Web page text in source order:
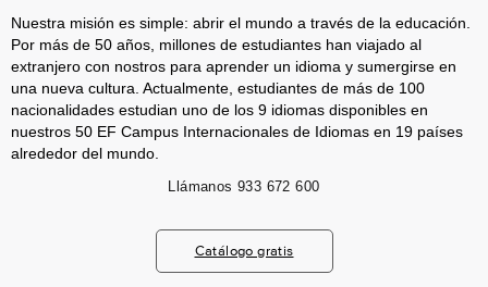
Nuestra misión es simple: abrir el mundo a través de la educación.
Por más de 50 años, millones de estudiantes han viajado al
extranjero con nostros para aprender un idioma y sumergirse en
una nueva cultura. Actualmente, estudiantes de más de 100
nacionalidades estudian uno de los 9 idiomas disponibles en
nuestros 50 EF Campus Internacionales de Idiomas en 19 países
alrededor del mundo.
Llámanos 933 672 600
Catálogo gratis